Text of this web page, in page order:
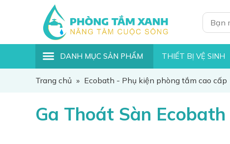
DANH MỤC SẢN PHẨM THIẾT BỊ VỆ SINH
Trang chủ » Ecobath - Phụ kiện phòng tắm cao cấp
Ga Thoát Sàn Ecobath